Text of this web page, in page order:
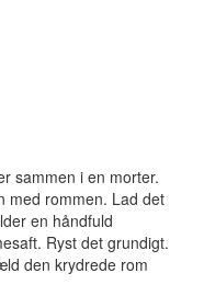
sammen i en morter.
med rommen. Lad det
en håndfuld
Ryst det grundigt.
den krydrede rom